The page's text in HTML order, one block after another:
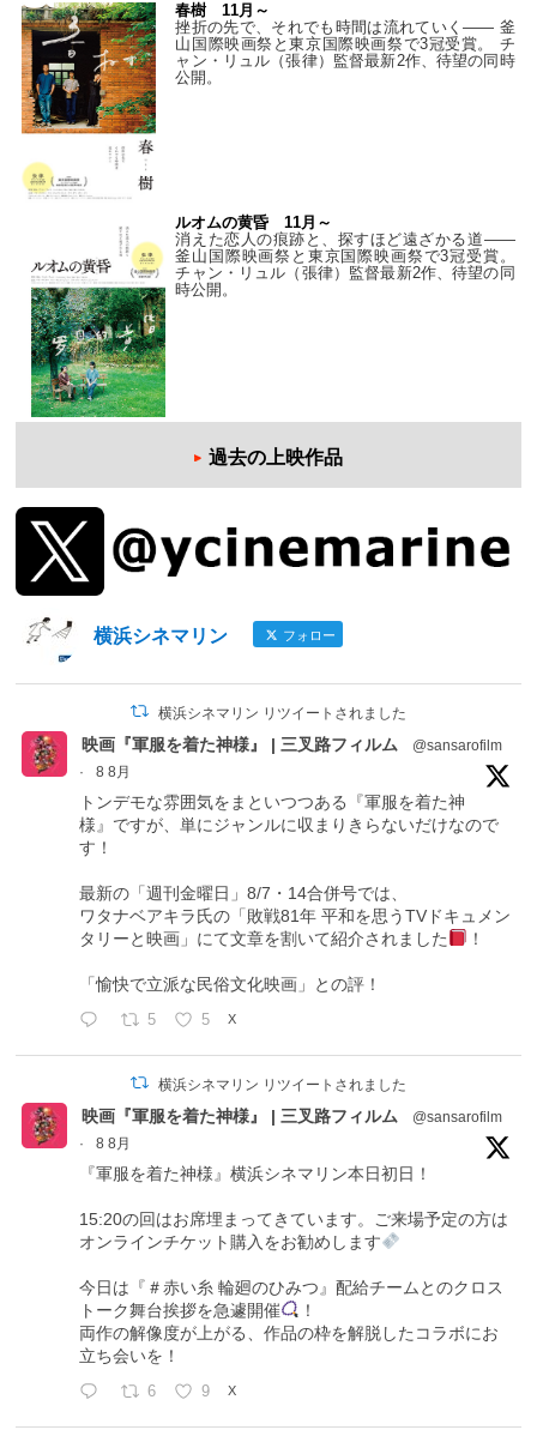
春樹 11月～
挫折の先で、それでも時間は流れていく—— 釜
山国際映画祭と東京国際映画祭で3冠受賞。 チ
ャン・リュル（張律）監督最新2作、待望の同時
公開。
ルオムの黄昏 11月～
消えた恋人の痕跡と、探すほど遠ざかる道——
釜山国際映画祭と東京国際映画祭で3冠受賞。
チャン・リュル（張律）監督最新2作、待望の同
時公開。
過去の上映作品
横浜シネマリン フォロー
横浜シネマリン リツイートされました
映画『軍服を着た神様』 | 三叉路フィルム
@sansarofilm
·
8 8月
トンデモな雰囲気をまといつつある『軍服を着た神
様』ですが、単にジャンルに収まりきらないだけなので
す！
最新の「週刊金曜日」8/7・14合併号では、
ワタナベアキラ氏の「敗戦81年 平和を思うTVドキュメン
タリーと映画」にて文章を割いて紹介されました
！
「愉快で立派な民俗文化映画」との評！
5 5 X
横浜シネマリン リツイートされました
映画『軍服を着た神様』 | 三叉路フィルム
@sansarofilm
·
8 8月
『軍服を着た神様』横浜シネマリン本日初日！
15:20の回はお席埋まってきています。ご来場予定の方は
オンラインチケット購入をお勧めします
今日は『＃赤い糸 輪廻のひみつ』配給チームとのクロス
トーク舞台挨拶を急遽開催
！
両作の解像度が上がる、作品の枠を解脱したコラボにお
立ち会いを！
6 9 X